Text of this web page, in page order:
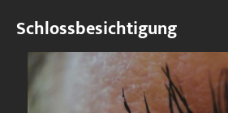
Schlossbesichtigung